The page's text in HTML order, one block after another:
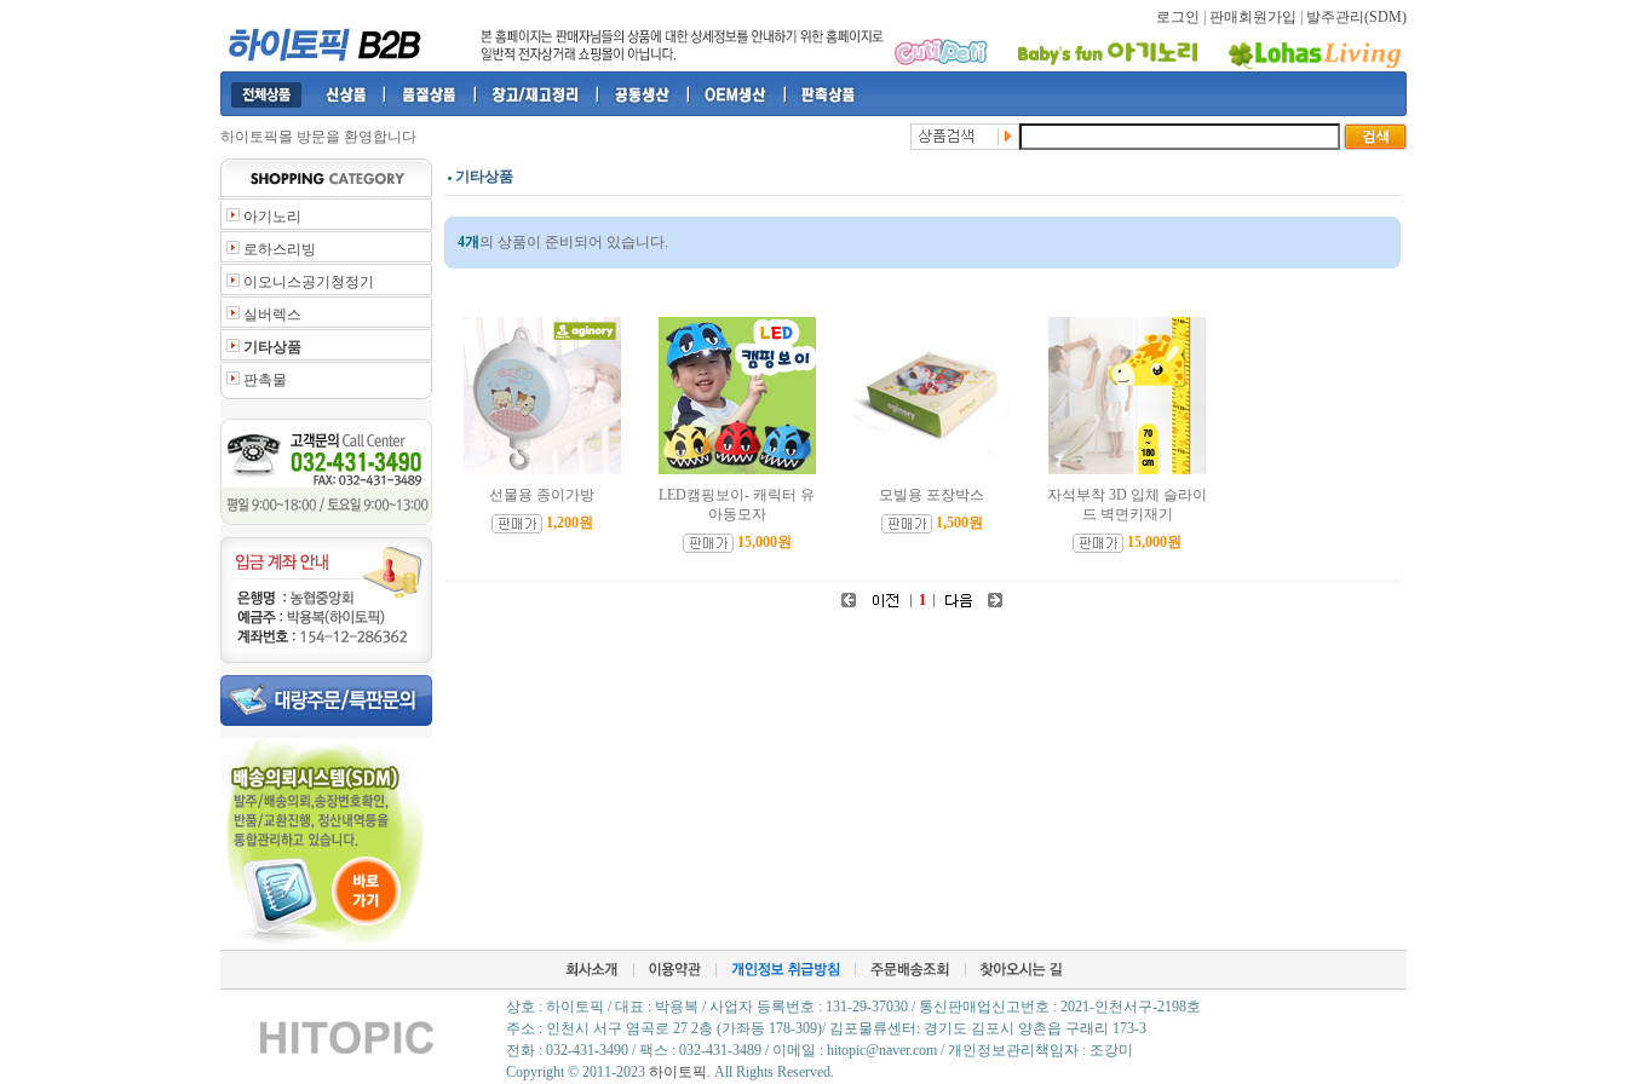
로그인 판매회원가입 발주관리(SDM)
하이토픽몰 방문을 환영합니다
아기노리
로하스리빙
이오니스공기청정기
실버렉스
기타상품
판촉물
기타상품
4개 의 상품이 준비되어 있습니다.
선물용 종이가방
1,200원
LED캠핑보이- 캐릭터 유
아동모자
15,000원
모빌용 포장박스
1,500원
자석부착 3D 입체 슬라이
드 벽면키재기
15,000원
1
상호 : 하이토픽 / 대표 : 박용복 / 사업자 등록번호 : 131-29-37030 / 통신판매업신고번호 : 2021-인천서구-2198호
주소 : 인천시 서구 염곡로 27 2층 (가좌동 178-309)/ 김포물류센터: 경기도 김포시 양촌읍 구래리 173-3
전화 : 032-431-3490 / 팩스 : 032-431-3489 / 이메일 : hitopic@naver.com / 개인정보관리책임자 : 조강미
Copyright © 2011-2023 하이토픽 . All Rights Reserved.